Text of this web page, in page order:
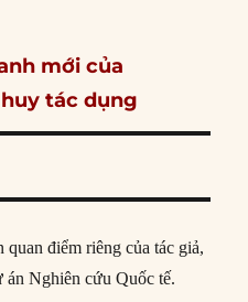
mới của
tác dụng
quan điểm riêng của tác giả,
án Nghiên cứu Quốc tế.